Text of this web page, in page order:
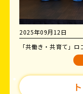
2025年09月12日
「共働き・共育て」